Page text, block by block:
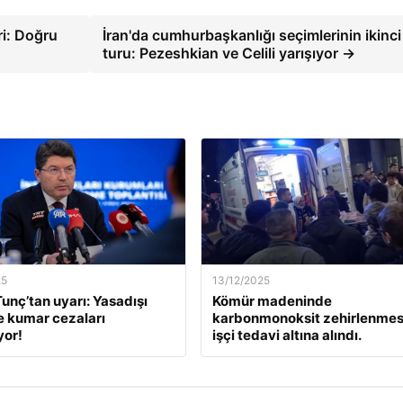
Doğru
İran'da cumhurbaşkanlığı seçimlerinin ikinci
turu: Pezeshkian ve Celili yarışıyor →
uyarı: Yasadışı
kumar cezaları
13/12/2025
Kömür madeninde
karbonmonoksit
işçi tedavi altına alındı.